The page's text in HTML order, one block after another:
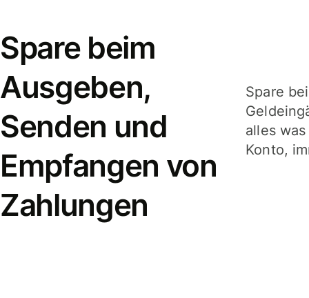
Spare beim
Ausgeben,
Senden und
Empfangen von
Zahlungen
Spare
alles
Konto,